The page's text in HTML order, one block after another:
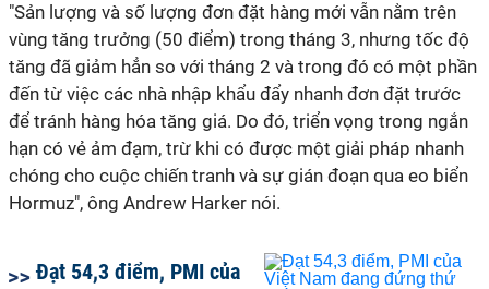
"Sản lượng và số lượng đơn đặt hàng mới vẫn nằm trên
vùng tăng trưởng (50 điểm) trong tháng 3, nhưng tốc độ
tăng đã giảm hẳn so với tháng 2 và trong đó có một phần
đến từ việc các nhà nhập khẩu đẩy nhanh đơn đặt trước
để tránh hàng hóa tăng giá. Do đó, triển vọng trong ngắn
hạn có vẻ ảm đạm, trừ khi có được một giải pháp nhanh
chóng cho cuộc chiến tranh và sự gián đoạn qua eo biển
Hormuz", ông Andrew Harker nói.
Đạt 54,3 điểm, PMI của